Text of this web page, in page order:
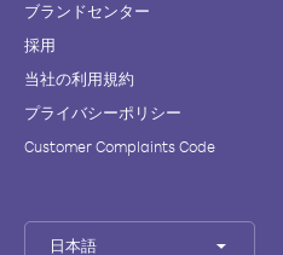
ブランドセンター
採用
当社の利用規約
プライバシーポリシー
Customer Complaints Code
日本語